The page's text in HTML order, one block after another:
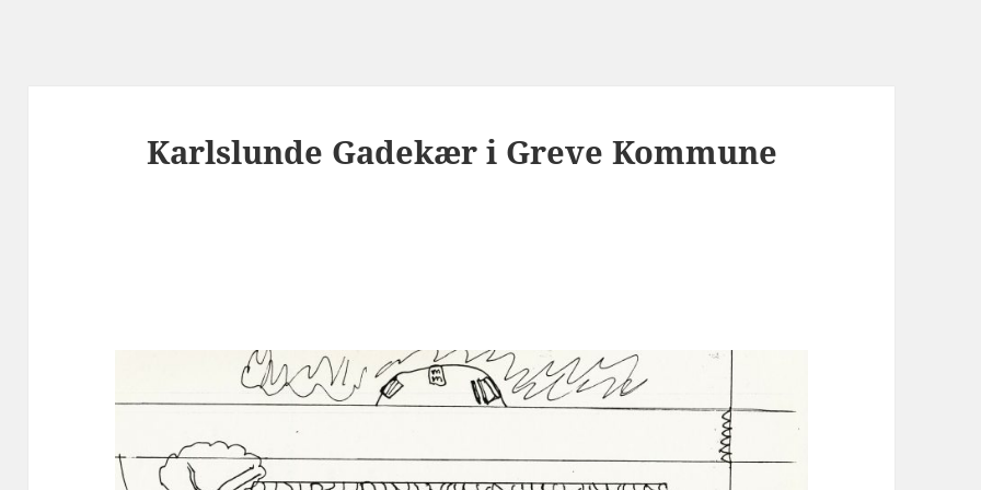
Karlslunde Gadekær i Greve Kommune